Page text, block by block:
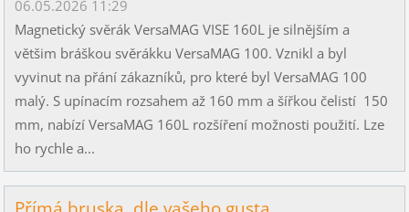
06.05.2026 11:29
Magnetický svěrák VersaMAG VISE 160L je silnějším a
většim bráškou svěrákku VersaMAG 100. Vznikl a byl
vyvinut na přání zákazníků, pro které byl VersaMAG 100
malý. S upínacím rozsahem až 160 mm a šířkou čelistí 150
mm, nabízí VersaMAG 160L rozšíření možnosti použití. Lze
ho rychle a...